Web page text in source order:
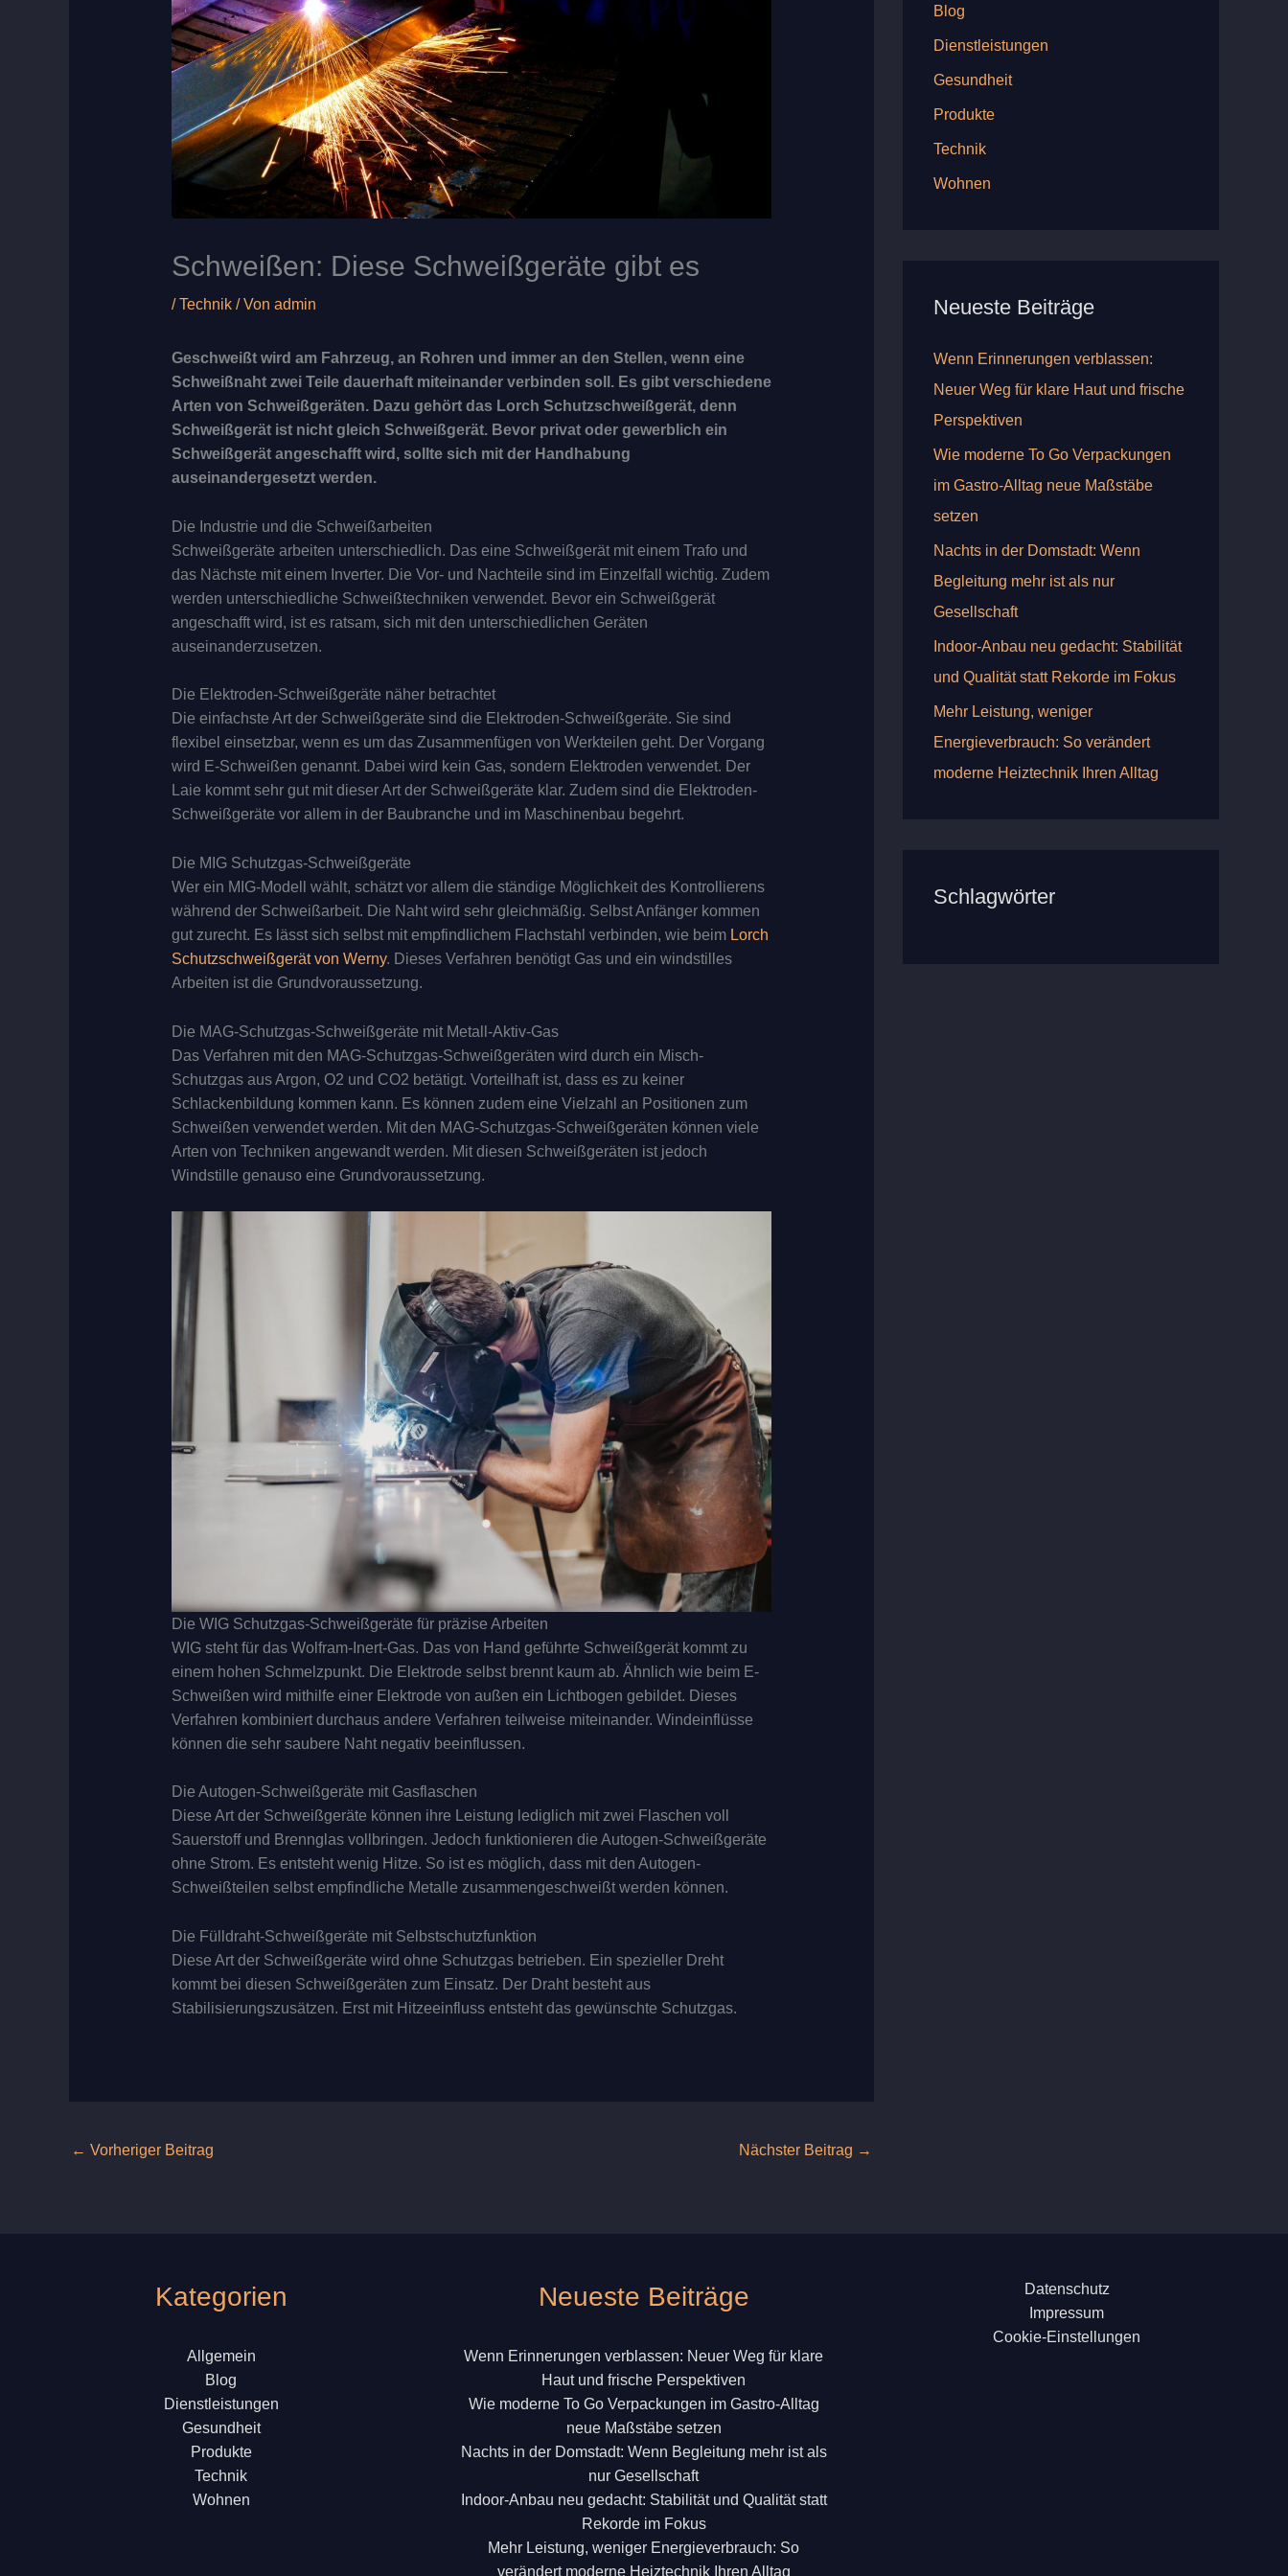
Schweißen: Diese Schweißgeräte gibt es
/Technik/ Von admin
Geschweißt wird am Fahrzeug, an Rohren und immer an den Stellen, wenn eine
Schweißnaht zwei Teile dauerhaft miteinander verbinden soll. Es gibt verschiedene
Arten von Schweißgeräten. Dazu gehört das Lorch Schutzschweißgerät, denn
Schweißgerät ist nicht gleich Schweißgerät. Bevor privat oder gewerblich ein
Schweißgerät angeschafft wird, sollte sich mit der Handhabung
auseinandergesetzt werden.
Die Industrie und die Schweißarbeiten
Schweißgeräte arbeiten unterschiedlich. Das eine Schweißgerät mit einem Trafo und
das Nächste mit einem Inverter. Die Vor- und Nachteile sind im Einzelfall wichtig. Zudem
werden unterschiedliche Schweißtechniken verwendet. Bevor ein Schweißgerät
angeschafft wird, ist es ratsam, sich mit den unterschiedlichen Geräten
auseinanderzusetzen.
Die Elektroden-Schweißgeräte näher betrachtet
Die einfachste Art der Schweißgeräte sind die Elektroden-Schweißgeräte. Sie sind
flexibel einsetzbar, wenn es um das Zusammenfügen von Werkteilen geht. Der Vorgang
wird E-Schweißen genannt. Dabei wird kein Gas, sondern Elektroden verwendet. Der
Laie kommt sehr gut mit dieser Art der Schweißgeräte klar. Zudem sind die Elektroden-
Schweißgeräte vor allem in der Baubranche und im Maschinenbau begehrt.
Die MIG Schutzgas-Schweißgeräte
Wer ein MIG-Modell wählt, schätzt vor allem die ständige Möglichkeit des Kontrollierens
während der Schweißarbeit. Die Naht wird sehr gleichmäßig. Selbst Anfänger kommen
gut zurecht. Es lässt sich selbst mit empfindlichem Flachstahl verbinden, wie beim Lorch
Schutzschweißgerät von Werny. Dieses Verfahren benötigt Gas und ein windstilles
Arbeiten ist die Grundvoraussetzung.
Die MAG-Schutzgas-Schweißgeräte mit Metall-Aktiv-Gas
Das Verfahren mit den MAG-Schutzgas-Schweißgeräten wird durch ein Misch-
Schutzgas aus Argon, O2 und CO2 betätigt. Vorteilhaft ist, dass es zu keiner
Schlackenbildung kommen kann. Es können zudem eine Vielzahl an Positionen zum
Schweißen verwendet werden. Mit den MAG-Schutzgas-Schweißgeräten können viele
Arten von Techniken angewandt werden. Mit diesen Schweißgeräten ist jedoch
Windstille genauso eine Grundvoraussetzung.
Die WIG Schutzgas-Schweißgeräte für präzise Arbeiten
WIG steht für das Wolfram-Inert-Gas. Das von Hand geführte Schweißgerät kommt zu
einem hohen Schmelzpunkt. Die Elektrode selbst brennt kaum ab. Ähnlich wie beim E-
Schweißen wird mithilfe einer Elektrode von außen ein Lichtbogen gebildet. Dieses
Verfahren kombiniert durchaus andere Verfahren teilweise miteinander. Windeinflüsse
können die sehr saubere Naht negativ beeinflussen.
Die Autogen-Schweißgeräte mit Gasflaschen
Diese Art der Schweißgeräte können ihre Leistung lediglich mit zwei Flaschen voll
Sauerstoff und Brennglas vollbringen. Jedoch funktionieren die Autogen-Schweißgeräte
ohne Strom. Es entsteht wenig Hitze. So ist es möglich, dass mit den Autogen-
Schweißteilen selbst empfindliche Metalle zusammengeschweißt werden können.
Die Fülldraht-Schweißgeräte mit Selbstschutzfunktion
Diese Art der Schweißgeräte wird ohne Schutzgas betrieben. Ein spezieller Dreht
kommt bei diesen Schweißgeräten zum Einsatz. Der Draht besteht aus
Stabilisierungszusätzen. Erst mit Hitzeeinfluss entsteht das gewünschte Schutzgas.
← Vorheriger Beitrag Nächster Beitrag →
a
c
h
:
Blog
Dienstleistungen
Gesundheit
Produkte
Technik
Wohnen
Neueste Beiträge
Wenn Erinnerungen verblassen:
Neuer Weg für klare Haut und frische
Perspektiven
Wie moderne To Go Verpackungen
im Gastro-Alltag neue Maßstäbe
setzen
Nachts in der Domstadt: Wenn
Begleitung mehr ist als nur
Gesellschaft
Indoor-Anbau neu gedacht: Stabilität
und Qualität statt Rekorde im Fokus
Mehr Leistung, weniger
Energieverbrauch: So verändert
moderne Heiztechnik Ihren Alltag
Schlagwörter
Kategorien
Allgemein
Blog
Dienstleistungen
Gesundheit
Produkte
Technik
Wohnen
Neueste Beiträge
Wenn Erinnerungen verblassen: Neuer Weg für klare
Haut und frische Perspektiven
Wie moderne To Go Verpackungen im Gastro-Alltag
neue Maßstäbe setzen
Nachts in der Domstadt: Wenn Begleitung mehr ist als
nur Gesellschaft
Indoor-Anbau neu gedacht: Stabilität und Qualität statt
Rekorde im Fokus
Mehr Leistung, weniger Energieverbrauch: So
verändert moderne Heiztechnik Ihren Alltag
Datenschutz
Impressum
Cookie-Einstellungen